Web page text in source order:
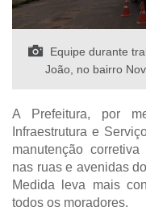
Equipe durante
João, no bairro
A Prefeitura, por
Infraestrutura e
manutenção
nas ruas e avenidas
Medida leva mais
todos os moradores.